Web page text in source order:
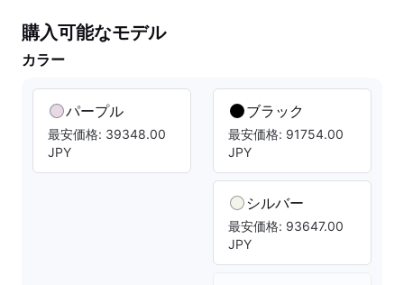
購入可能なモデル
カラー
パープル
最安価格: 39348.00
JPY
ブラック
最安価格: 91754.00
JPY
シルバー
最安価格: 93647.00
JPY